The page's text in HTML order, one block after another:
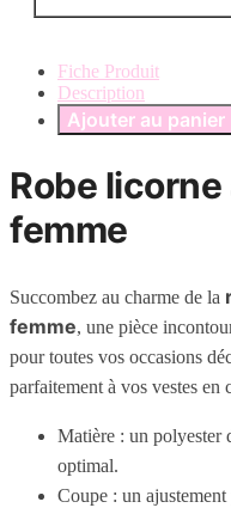
Fiche Produit
Description
Ajouter au panier
Robe
femme
Succombez au charme de la
femme, une pièce
pour toutes vos occasions
parfaitement à vos vestes en
Matière : un polyester
optimal.
Coupe : un